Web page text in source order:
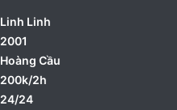
Linh Linh
2001
Hoàng Cầu
200k/2h
24/24